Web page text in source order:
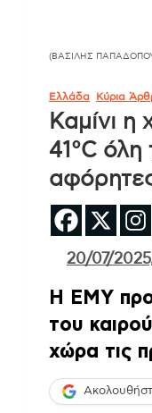
(ΒΑΣΙΛΗΣ
Ελλάδα Κύρια
Καμίνι
41°C
20/07/
Η ΕΜΥ
του
χώρα τις